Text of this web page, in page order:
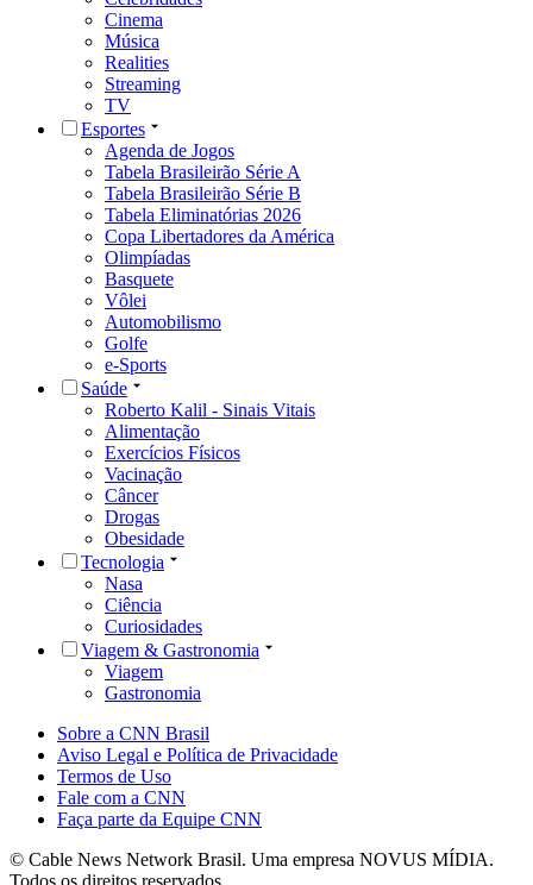
Cinema
Música
Realities
Streaming
TV
Esportes
Agenda de Jogos
Tabela Brasileirão Série A
Tabela Brasileirão Série B
Tabela Eliminatórias 2026
Copa Libertadores da América
Olimpíadas
Basquete
Vôlei
Automobilismo
Golfe
e-Sports
Saúde
Roberto Kalil - Sinais Vitais
Alimentação
Exercícios Físicos
Vacinação
Câncer
Drogas
Obesidade
Tecnologia
Nasa
Ciência
Curiosidades
Viagem & Gastronomia
Viagem
Gastronomia
Sobre a CNN Brasil
Aviso Legal e Política de Privacidade
Termos de Uso
Fale com a CNN
Faça parte da Equipe CNN
© Cable News Network Brasil. Uma empresa NOVUS MÍDIA.
Todos os direitos reservados.